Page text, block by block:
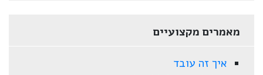
מאמרים מקצועיים
איך זה עובד